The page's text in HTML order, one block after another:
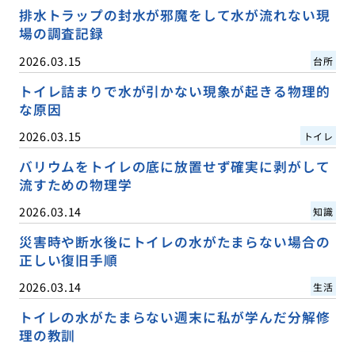
排水トラップの封水が邪魔をして水が流れない現
場の調査記録
2026.03.15 台所
トイレ詰まりで水が引かない現象が起きる物理的
な原因
2026.03.15 トイレ
バリウムをトイレの底に放置せず確実に剥がして
流すための物理学
2026.03.14 知識
災害時や断水後にトイレの水がたまらない場合の
正しい復旧手順
2026.03.14 生活
トイレの水がたまらない週末に私が学んだ分解修
理の教訓